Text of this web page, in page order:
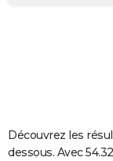
Carte de Noël
Carte Bonne année
Carte Saint-Valentin
Carte Pâques
Carte d'anniversaire
DICTIONNAIRE
Découvrez les
dessous. Avec